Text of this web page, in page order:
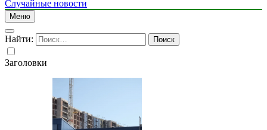
Случайные новости
Меню
Найти:
Заголовки